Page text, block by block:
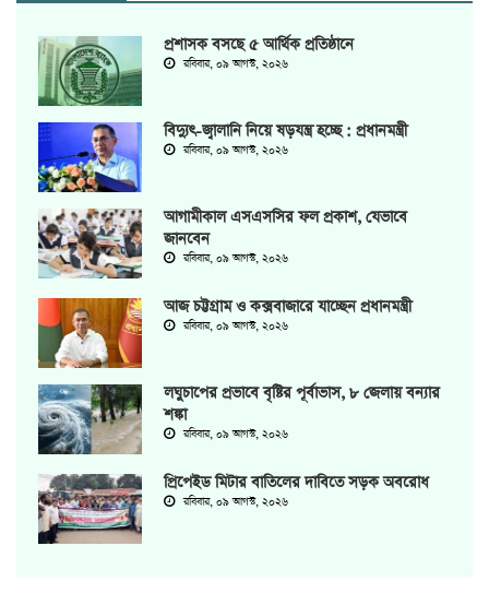
প্রশাসক বসছে ৫ আর্থিক প্রতিষ্ঠানে
রবিবার, ০৯ আগস্ট, ২০২৬
বিদ্যুৎ-জ্বালানি নিয়ে ষড়যন্ত্র হচ্ছে : প্রধানমন্ত্রী
রবিবার, ০৯ আগস্ট, ২০২৬
আগামীকাল এসএসসির ফল প্রকাশ, যেভাবে
জানবেন
রবিবার, ০৯ আগস্ট, ২০২৬
আজ চট্টগ্রাম ও কক্সবাজারে যাচ্ছেন প্রধানমন্ত্রী
রবিবার, ০৯ আগস্ট, ২০২৬
লঘুচাপের প্রভাবে বৃষ্টির পূর্বাভাস, ৮ জেলায় বন্যার
শঙ্কা
রবিবার, ০৯ আগস্ট, ২০২৬
প্রিপেইড মিটার বাতিলের দাবিতে সড়ক অবরোধ
রবিবার, ০৯ আগস্ট, ২০২৬